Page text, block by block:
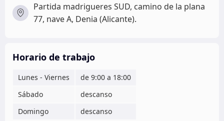
Partida madrigueres SUD, camino de la plana
77, nave A, Denia (Alicante).
Horario de trabajo
Lunes - Viernes
de 9:00 a 18:00
Sábado
descanso
Domingo
descanso